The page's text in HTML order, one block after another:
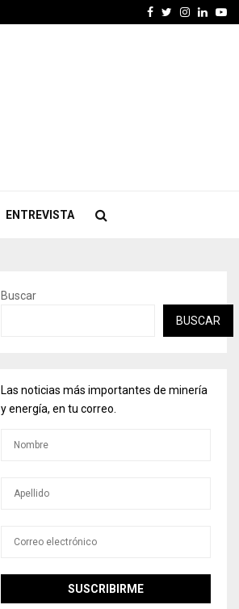
Facebook
Twitter
ENTREVISTA
Buscar
BUSCAR
Las noticias más importantes de minería
y energía, en tu correo.